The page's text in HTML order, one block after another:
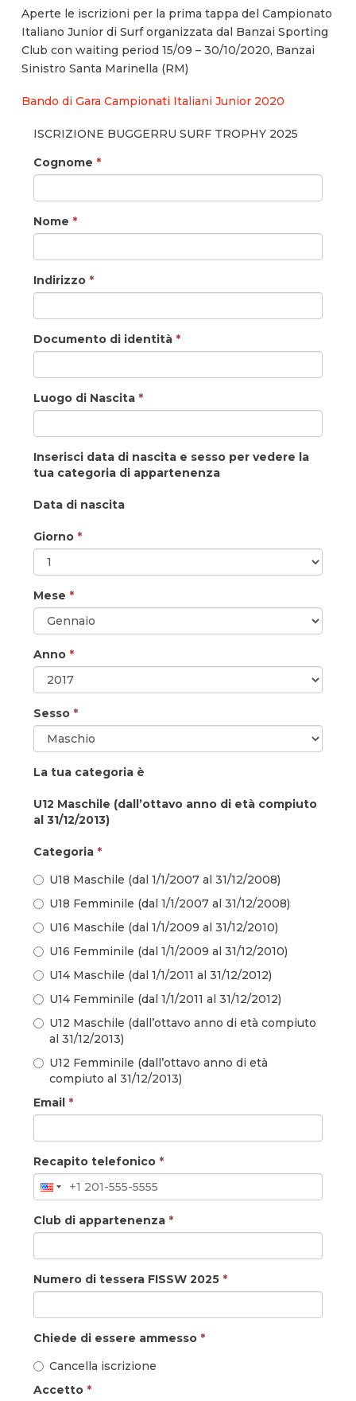
Aperte le iscrizioni per la prima tappa del Campionato
Italiano Junior di Surf organizzata dal Banzai Sporting
Club con waiting period 15/09 – 30/10/2020, Banzai
Sinistro Santa Marinella (RM)
Bando di Gara Campionati Italiani Junior 2020
ISCRIZIONE BUGGERRU SURF TROPHY 2025
Cognome *
Nome *
Indirizzo *
Documento di identità *
Luogo di Nascita *
Inserisci data di nascita e sesso per vedere la
tua categoria di appartenenza
Data di nascita
Giorno *
Mese *
Anno *
Sesso *
La tua categoria è
U12 Maschile (dall’ottavo anno di età compiuto
al 31/12/2013)
Categoria *
U18 Maschile (dal 1/1/2007 al 31/12/2008)
U18 Femminile (dal 1/1/2007 al 31/12/2008)
U16 Maschile (dal 1/1/2009 al 31/12/2010)
U16 Femminile (dal 1/1/2009 al 31/12/2010)
U14 Maschile (dal 1/1/2011 al 31/12/2012)
U14 Femminile (dal 1/1/2011 al 31/12/2012)
U12 Maschile (dall’ottavo anno di età compiuto
al 31/12/2013)
U12 Femminile (dall’ottavo anno di età
compiuto al 31/12/2013)
Email *
Recapito telefonico *
Club di appartenenza *
Numero di tessera FISSW 2025 *
Chiede di essere ammesso *
Cancella iscrizione
Accetto *